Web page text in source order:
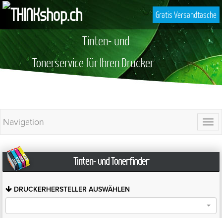
Gratis Versandtasche
Tinten- und
Tonerservice für Ihren Drucker
Navigation
Tinten- und Tonerfinder
DRUCKERHERSTELLER AUSWÄHLEN